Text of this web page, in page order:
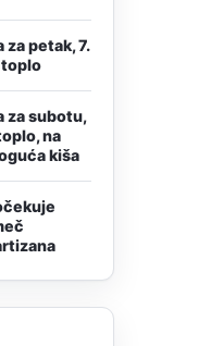
petak, 7.
toplo
za subotu,
na
kiša